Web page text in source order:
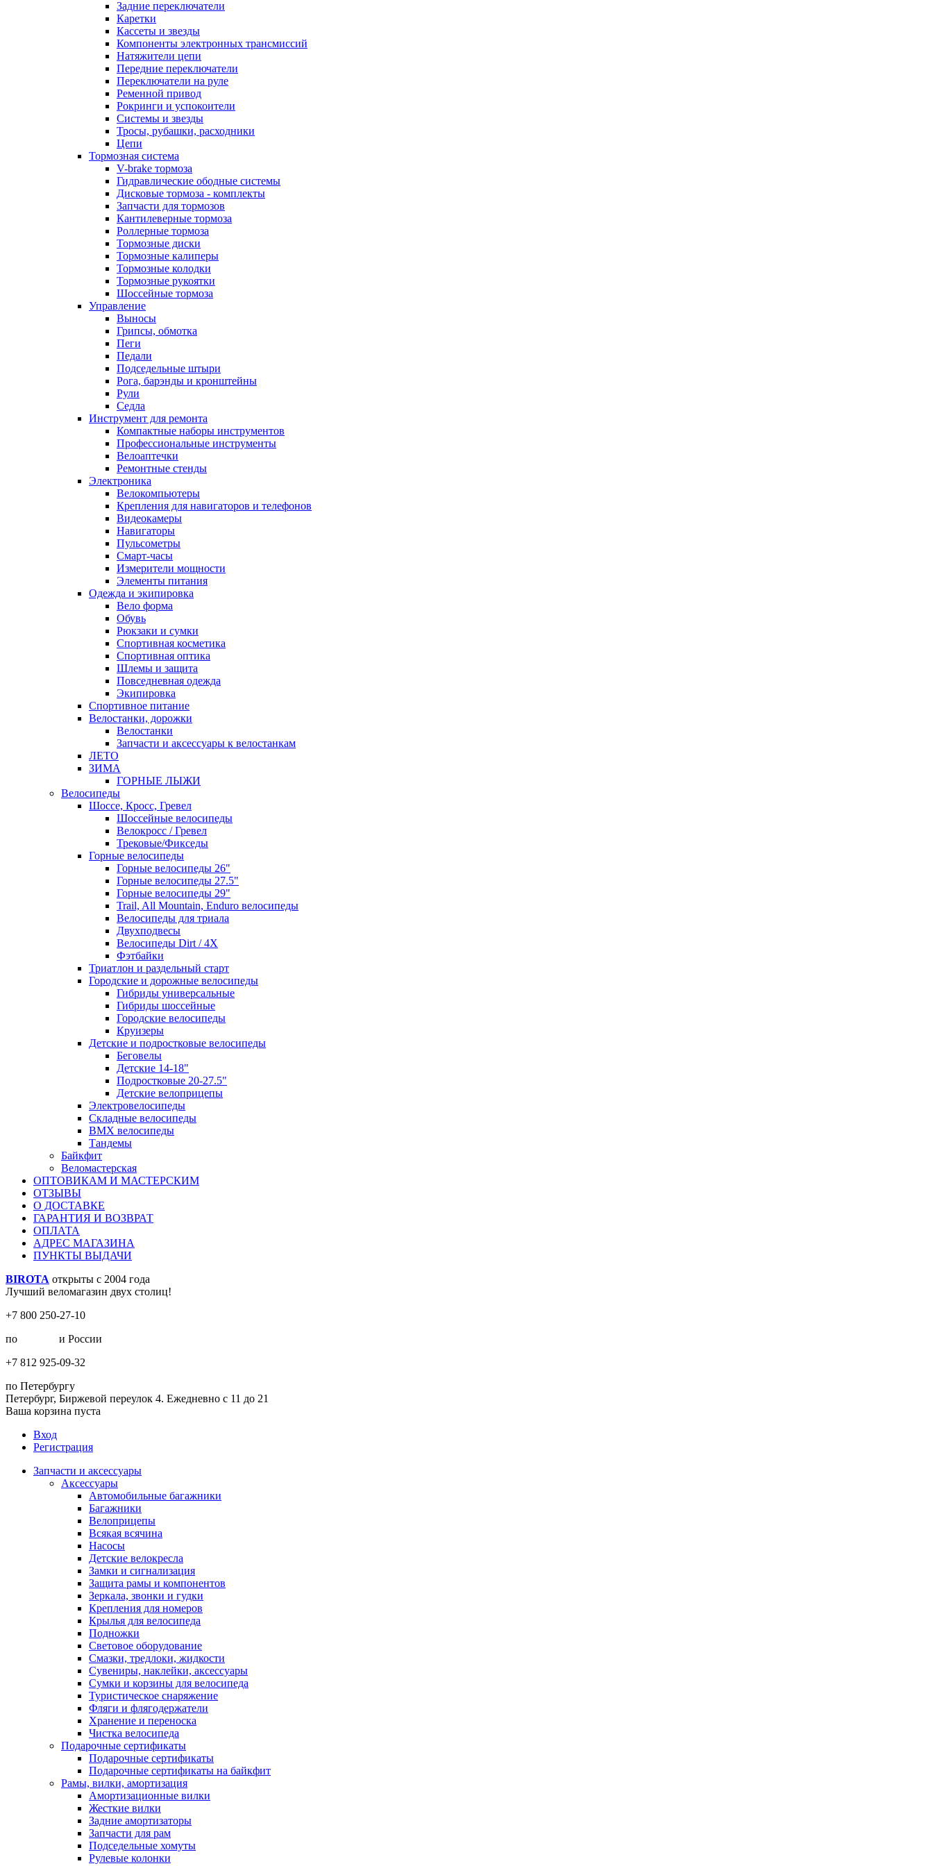
Задние переключатели
Каретки
Кассеты и звезды
Компоненты электронных трансмиссий
Натяжители цепи
Передние переключатели
Переключатели на руле
Ременной привод
Рокринги и успокоители
Системы и звезды
Тросы, рубашки, расходники
Цепи
Тормозная система
V-brake тормоза
Гидравлические ободные системы
Дисковые тормоза - комплекты
Запчасти для тормозов
Кантилеверные тормоза
Роллерные тормоза
Тормозные диски
Тормозные калиперы
Тормозные колодки
Тормозные рукоятки
Шоссейные тормоза
Управление
Выносы
Грипсы, обмотка
Пеги
Педали
Подседельные штыри
Рога, барэнды и кронштейны
Рули
Седла
Инструмент для ремонта
Компактные наборы инструментов
Профессиональные инструменты
Велоаптечки
Ремонтные стенды
Электроника
Велокомпьютеры
Крепления для навигаторов и телефонов
Видеокамеры
Навигаторы
Пульсометры
Смарт-часы
Измерители мощности
Элементы питания
Одежда и экипировка
Вело форма
Обувь
Рюкзаки и сумки
Спортивная косметика
Спортивная оптика
Шлемы и защита
Повседневная одежда
Экипировка
Спортивное питание
Велостанки, дорожки
Велостанки
Запчасти и аксессуары к велостанкам
ЛЕТО
ЗИМА
ГОРНЫЕ ЛЫЖИ
Велосипеды
Шоссе, Кросс, Гревел
Шоссейные велосипеды
Велокросс / Гревел
Трековые/Фикседы
Горные велосипеды
Горные велосипеды 26"
Горные велосипеды 27.5"
Горные велосипеды 29"
Trail, All Mountain, Enduro велосипеды
Велосипеды для триала
Двухподвесы
Велосипеды Dirt / 4X
Фэтбайки
Триатлон и раздельный старт
Городские и дорожные велосипеды
Гибриды универсальные
Гибриды шоссейные
Городские велосипеды
Круизеры
Детские и подростковые велосипеды
Беговелы
Детские 14-18"
Подростковые 20-27.5"
Детские велоприцепы
Электровелосипеды
Складные велосипеды
BMX велосипеды
Тандемы
Байкфит
Веломастерская
ОПТОВИКАМ И МАСТЕРСКИМ
ОТЗЫВЫ
О ДОСТАВКЕ
ГАРАНТИЯ И ВОЗВРАТ
ОПЛАТА
АДРЕС МАГАЗИНА
ПУНКТЫ ВЫДАЧИ
BIROTA открыты с 2004 года
Лучший веломагазин двух столиц!
+7 800 250-27-10
по
и России
+7 812 925-09-32
по Петербургу
Петербург, Биржевой переулок 4. Ежедневно с 11 до 21
Ваша корзина пуста
Вход
Регистрация
Запчасти и аксессуары
Аксессуары
Автомобильные багажники
Багажники
Велоприцепы
Всякая всячина
Насосы
Детские велокресла
Замки и сигнализация
Защита рамы и компонентов
Зеркала, звонки и гудки
Крепления для номеров
Крылья для велосипеда
Подножки
Световое оборудование
Смазки, тредлоки, жидкости
Сувениры, наклейки, аксессуары
Сумки и корзины для велосипеда
Туристическое снаряжение
Фляги и флягодержатели
Хранение и переноска
Чистка велосипеда
Подарочные сертификаты
Подарочные сертификаты
Подарочные сертификаты на байкфит
Рамы, вилки, амортизация
Амортизационные вилки
Жесткие вилки
Задние амортизаторы
Запчасти для рам
Подседельные хомуты
Рулевые колонки